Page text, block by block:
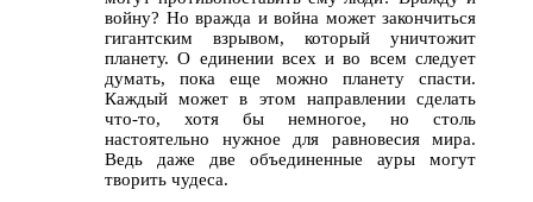
войну? Но вражда и война может закончиться
гигантским взрывом, который уничтожит
планету. О единении всех и во всем следует
думать, пока еще можно планету спасти.
Каждый может в этом направлении сделать
что-то, хотя бы немногое, но столь
настоятельно нужное для равновесия мира.
Ведь даже две объединенные ауры могут
творить чудеса.